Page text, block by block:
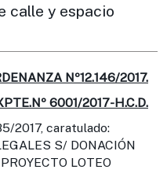
t
o
calle y espacio
Nº12.146/2017.
6001/2017-H.C.D.
2017, caratulado:
S/ DONACIÓN
LOTEO